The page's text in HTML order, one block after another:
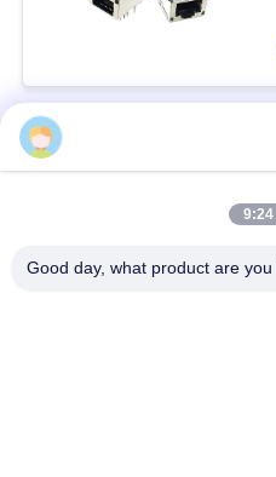
συνδετήρας
9:24
Good day, what product are